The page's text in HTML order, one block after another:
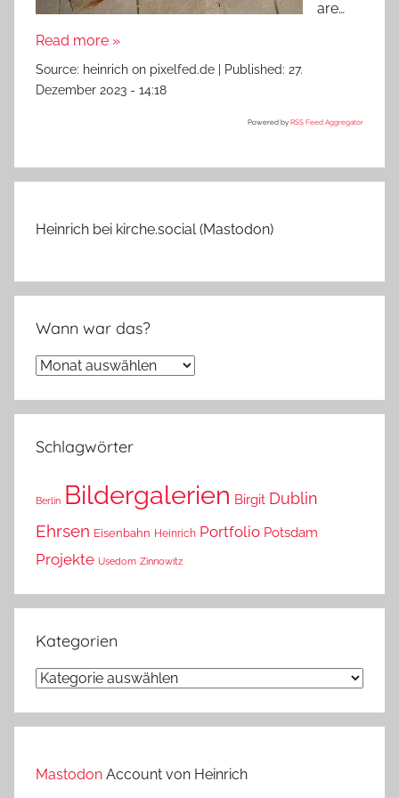
are…
Read more »
Source: heinrich on pixelfed.de Published: 27.
Dezember 2023 - 14:18
Powered by RSS Feed Aggregator
Heinrich bei kirche.social (Mastodon)
Wann war das?
Wann
das?
Schlagwörter
Berlin Bildergalerien Birgit Dublin
Ehrsen Eisenbahn Heinrich Portfolio Potsdam
Projekte Usedom Zinnowitz
Kategorien
Kategorien
Mastodon Account von Heinrich